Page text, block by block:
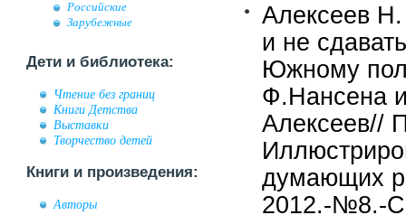
Российские
Зарубежные
Дети и библиотека:
Чтение без границ
Книги Детства
Выставки
Творчество детей
Книги и произведения:
Авторы
Алексеев Н.
и не
Южному
Ф.Нансена
Алексеев//
думающих
2012.-№8.-